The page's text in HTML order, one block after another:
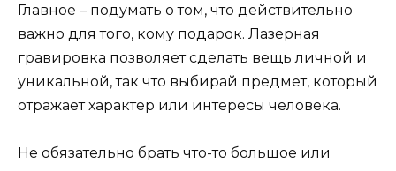
Главное – подумать о том, что действительно
важно для того, кому подарок. Лазерная
гравировка позволяет сделать вещь личной и
уникальной, так что выбирай предмет, который
отражает характер или интересы человека.
Не обязательно брать что-то большое или